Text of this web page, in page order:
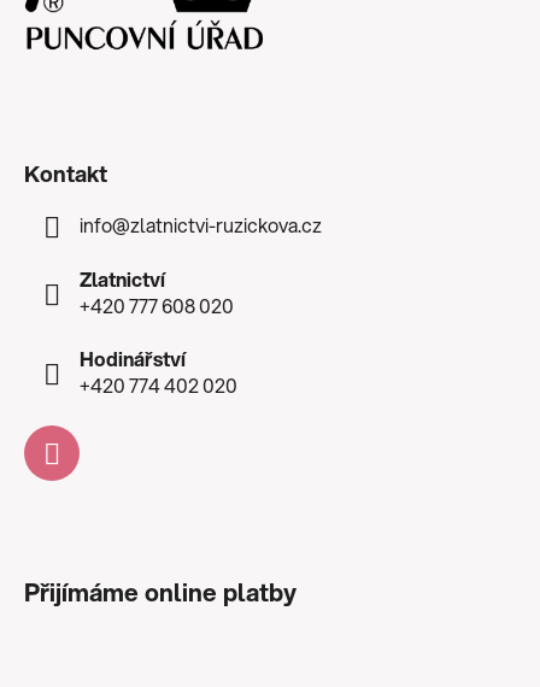
Kontakt
info@zlatnictvi-ruzickova.cz
Zlatnictví
+420 777 608 020
Hodinářství
+420 774 402 020
Přijímáme online platby